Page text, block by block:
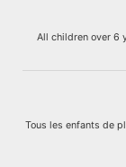
All children over 6
Tous les enfants de